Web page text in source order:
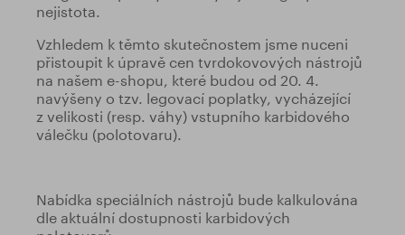
nejistota.
Vzhledem k těmto skutečnostem jsme nuceni
přistoupit k úpravě cen tvrdokovových nástrojů
na našem e-shopu, které budou od 20. 4.
navýšeny o tzv. legovací poplatky, vycházející
z velikosti (resp. váhy) vstupního karbidového
válečku (polotovaru).
Nabídka speciálních nástrojů bude kalkulována
dle aktuální dostupnosti karbidových